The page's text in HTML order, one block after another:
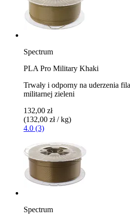
Spectrum
PLA Pro Military Khaki
Trwały i odporny na uderzenia
militarnej zieleni
132,00 zł
(132,00 zł / kg)
4.0 (3)
Spectrum